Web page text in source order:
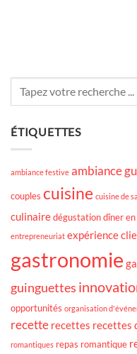
ÉTIQUETTES
ambiance festive ambiance
couples cuisine cuisine de
culinairedégustationdîner
entrepreneuriat expérience
gastronomie
guinguettes
opportunités organisation
recette recettes recettes
romantiques repas romantique